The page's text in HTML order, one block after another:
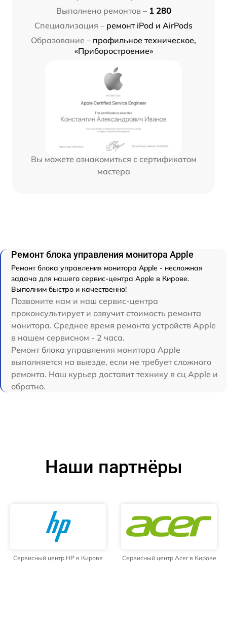
Выполнено ремонтов – 1 280
Специализация – ремонт iPod и AirPods
Образование – профильное техническое,
«Приборостроение»
Вы можете ознакомиться с сертификатом
мастера
Ремонт блока управления монитора Apple
Ремонт блока управления монитора Apple - несложная
задача для нашего сервис-центра Apple в Кирове.
Выполним быстро и качественно!
Позвоните нам и наш сервис-центра
проконсультирует и озвучит стоимость ремонта
монитора. Среднее время ремонта устройств Apple
в нашем сервисном - 2 часа.
Ремонт блока управления монитора Apple
выполняется на выезде, если не требует сложного
ремонта. Наш курьер доставит технику в сц Apple и
обратно.
Наши партнёры
Сервисный центр HP в Кирове Сервисный центр Acer в Кирове